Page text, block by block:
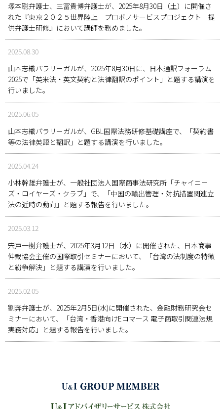
塚本聡弁護士、三冨貴博弁護士が、2025年8月30日（土）に開催さ
れた『東京２０２５世界陸上 プロボノサービスプロジェクト 提
供弁護士研修』において講師を務めました。
2025.08.30
山本志織パラリーガルが、2025年8月30日に、日本通訳フォーラム
2025で「英米法・英文契約と法律翻訳のポイント」と題する講演を
行いました。
2025.06.05
山本志織パラリーガルが、GBL国際法務研修基礎講座で、「契約書
等の法律英語と翻訳」と題する講演を行いました。
2025.04.24
小林幹雄弁護士が、一般社団法人国際商事法研究所「チャイニー
ズ・ロイヤーズ・クラブ」で、「中国の輸出管理・対抗措置関連立
法の近時の動向」と題する報告を行いました。
2025.03.12
宍戸一樹弁護士が、2025年3月12日（水）に開催された、日本商事
仲裁協会主催の国際取引セミナーにおいて、「台湾の法制度の特徴
と紛争解決」と題する講演を行いました。
2025.02.05
劉奔弁護士が、2025年2月5日(水)に開催された、金融財務研究会セ
ミナーにおいて、「台湾・香港向けEコマース 電子商取引関連法規
実務対応」と題する報告を行いました。